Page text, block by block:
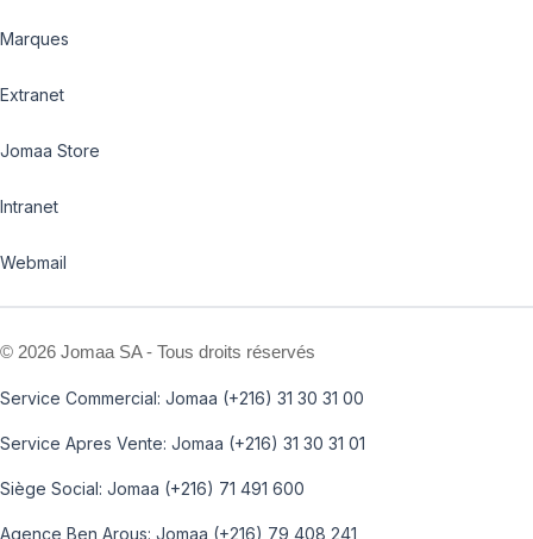
Marques
Extranet
Jomaa Store
Intranet
Webmail
© 2026 Jomaa SA - Tous droits réservés
Service Commercial: Jomaa (+216) 31 30 31 00
Service Apres Vente: Jomaa (+216) 31 30 31 01
Siège Social: Jomaa (+216) 71 491 600
Agence Ben Arous: Jomaa (+216) 79 408 241